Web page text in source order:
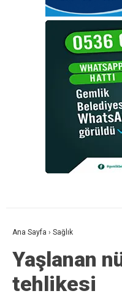
Ana Sayfa › Sağlık
Yaşlanan
tehlikesi